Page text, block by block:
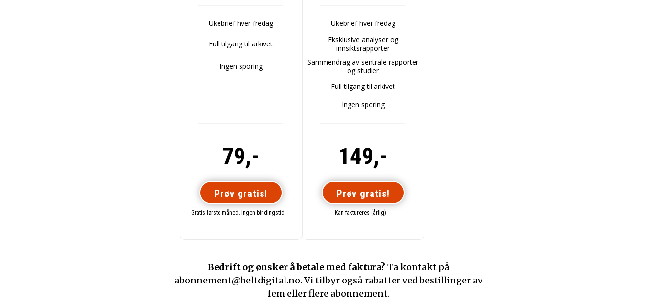
Ukebrief hver fredag
Full tilgang til arkivet
Ingen sporing
79,-
Prøv gratis!
Gratis første måned. Ingen bindingstid.
Ukebrief hver fredag
Eksklusive analyser og
innsiktsrapporter
Sammendrag av sentrale rapporter
og studier
Full tilgang til arkivet
Ingen sporing
149,-
Prøv gratis!
Kan faktureres (årlig)
Bedrift og ønsker å betale med faktura? Ta kontakt på
abonnement@heltdigital.no. Vi tilbyr også rabatter ved bestillinger av
fem eller flere abonnement.